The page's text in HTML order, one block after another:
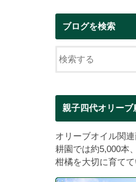
ブログを検索
親子四代オリーブ
オリーブオイル関
耕園では約5,000本
柑橘を大切に育てて